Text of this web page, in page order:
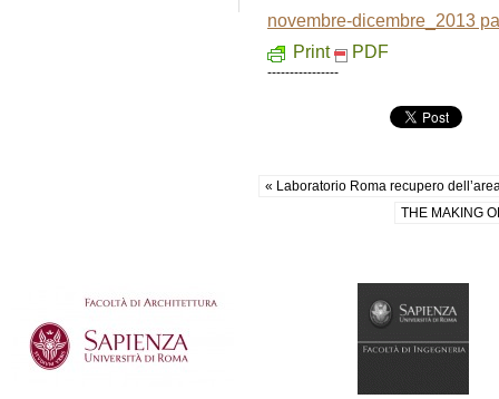
novembre-dicembre_2013
Print
PDF
----------------
« Laboratorio Roma recupero
THE MAKING